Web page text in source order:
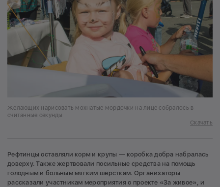
Желающих нарисовать мохнатые мордочки на лице собралось в
считанные секунды
Скачать
Рефтинцы оставляли корм и крупы — коробка добра набралась
доверху. Также жертвовали посильные средства на помощь
голодным и больным мягким шерсткам. Организаторы
рассказали участникам мероприятия о проекте «За живое», и